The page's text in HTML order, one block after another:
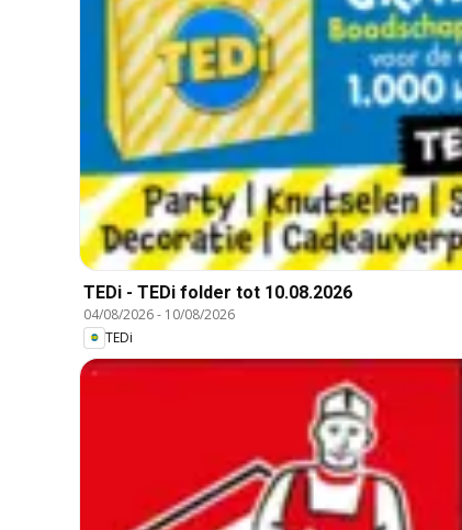
TEDi - TEDi folder tot 10.08.2026
04/08/2026- 10/08/2026
TEDi